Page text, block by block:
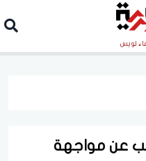
لويس
عن مواجهة